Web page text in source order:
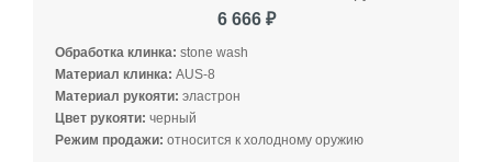
6 666 ₽
Обработка клинка: stone wash
Материал клинка: AUS-8
Материал рукояти: эластрон
Цвет рукояти: черный
Режим продажи: относится к холодному оружию